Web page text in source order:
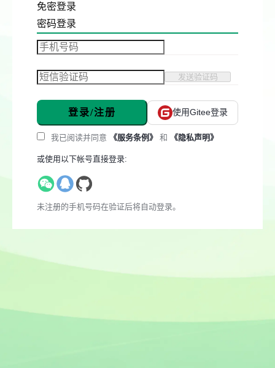
免密登录
密码登录
发送验证码
登录/注册 使用Gitee登录
我已阅读并同意 《服务条例》 和 《隐私声明》
或使用以下帐号直接登录:
未注册的手机号码在验证后将自动登录。